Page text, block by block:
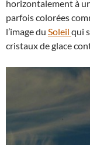
horizontalement à
parfois colorées
l’image du Soleil qui
cristaux de glace